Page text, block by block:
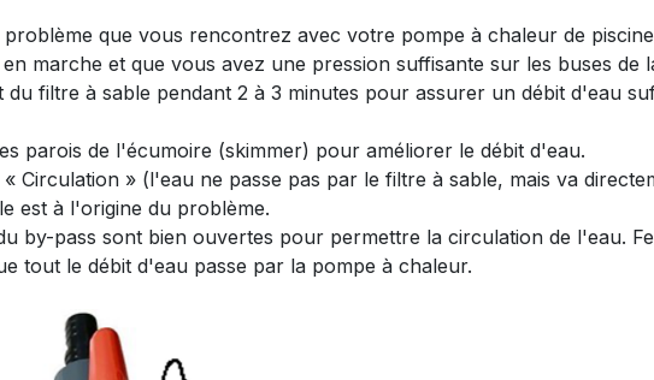
que vous rencontrez avec votre pompe à chaleur de
marche et que vous avez une pression suffisante sur les buses de
filtre à sable pendant 2 à 3 minutes pour assurer un débit d'eau
parois de l'écumoire (skimmer) pour améliorer le débit d'eau.
Circulation » (l'eau ne passe pas par le filtre à sable, mais va
est à l'origine du problème.
by-pass sont bien ouvertes pour permettre la circulation de l'eau.
tout le débit d'eau passe par la pompe à chaleur.